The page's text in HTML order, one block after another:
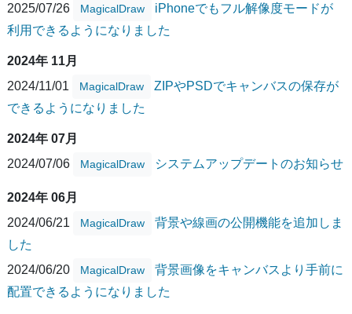
2025/07/26
MagicalDraw
iPhoneでもフル解像度モードが
利用できるようになりました
2024年 11月
2024/11/01
MagicalDraw
ZIPやPSDでキャンバスの保存が
できるようになりました
2024年 07月
2024/07/06
MagicalDraw システムアップデートのお知らせ
2024年 06月
2024/06/21
MagicalDraw
背景や線画の公開機能を追加しま
した
2024/06/20
MagicalDraw
背景画像をキャンバスより手前に
配置できるようになりました